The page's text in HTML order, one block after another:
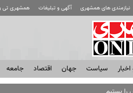
نیازمندی های همشهری آگهی و تبلیغات همشهری تی
سياست جهان اقتصاد جامعه